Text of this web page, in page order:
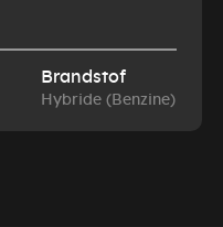
Brandstof
Hybride (Benzine)